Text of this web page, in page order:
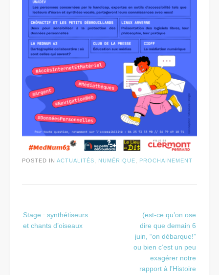
POSTED IN ACTUALITÉS NUMÉRIQUE PROCHAINEMENT
navigation
Stage : synthétiseurs
et chants d’oiseaux
(est-ce qu’on ose
dire que demain 6
juin, “on débarque!”
ou bien c’est un peu
exagérer notre
rapport à l’Histoire